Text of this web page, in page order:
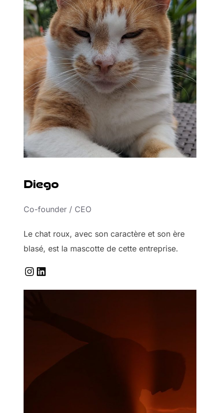
Diego
Co-founder / CEO
Le chat roux, avec son caractère et son ère
blasé, est la mascotte de cette entreprise.
Instagram LinkedIn